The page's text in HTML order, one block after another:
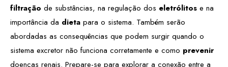
filtração de substâncias, na regulação dos eletrólitos e na
importância da dieta para o sistema. Também serão
abordadas as consequências que podem surgir quando o
sistema excretor não funciona corretamente e como prevenir
doenças renais. Prepare-se para explorar a conexão entre a